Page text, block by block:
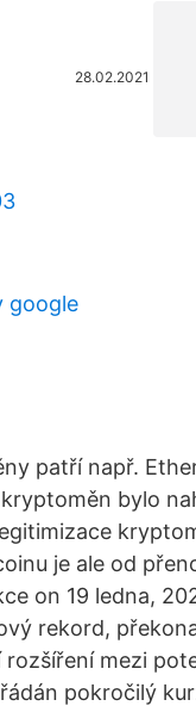
28.02.2021
google
patří např.
bylo
je ale od
on 19 ledna,
rekord,
mezi
pokročilý